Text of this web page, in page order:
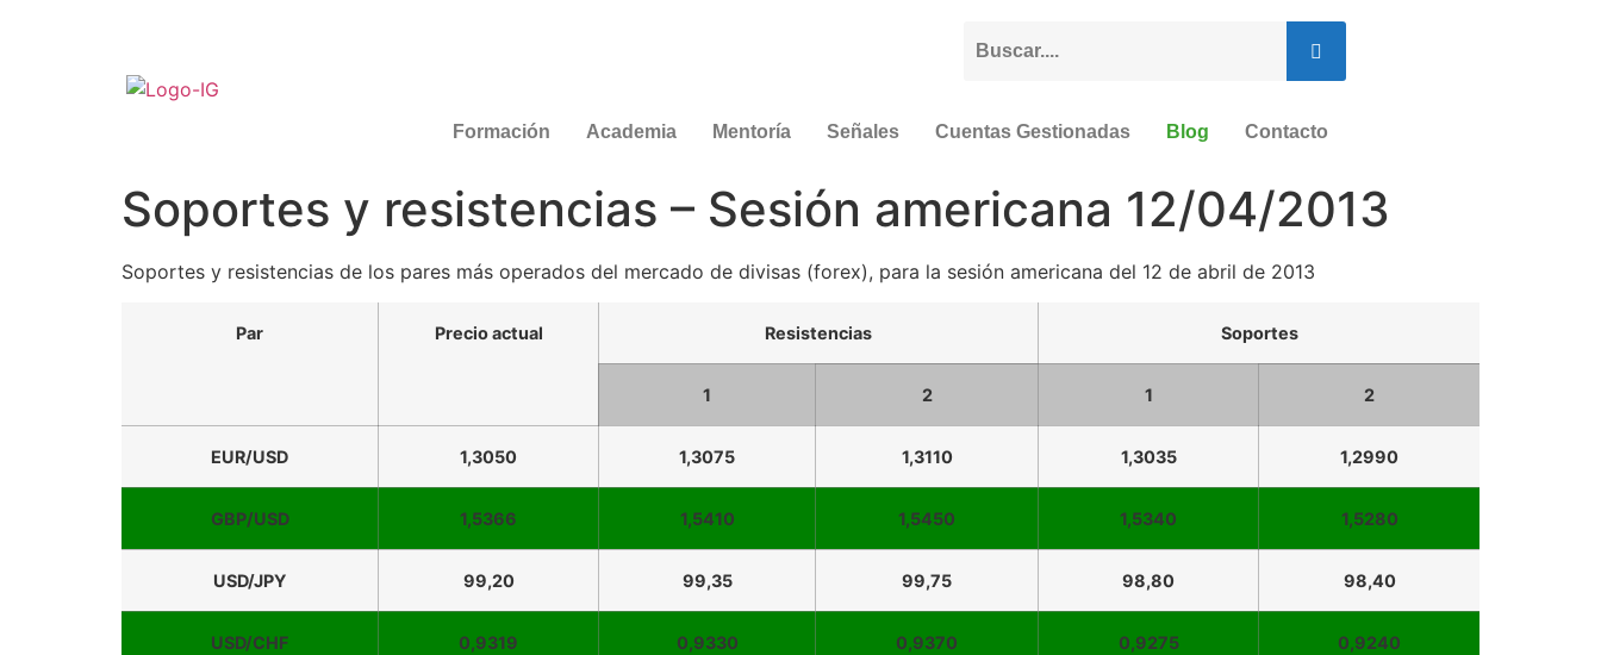
Formación Academia Mentoría Señales Cuentas Gestionadas Blog Contacto
Soportes y resistencias – Sesión americana 12/04/2013
Soportes y resistencias de los pares más operados del mercado de divisas (forex), para la sesión americana del 12 de abril de 2013
Par Precio actual Resistencias Soportes
1 2 1 2
EUR/USD 1,3050 1,3075 1,3110 1,3035 1,2990
GBP/USD 1,5366 1,5410 1,5450 1,5340 1,5280
USD/JPY 99,20 99,35 99,75 98,80 98,40
USD/CHF 0,9319 0,9330 0,9370 0,9275 0,9240